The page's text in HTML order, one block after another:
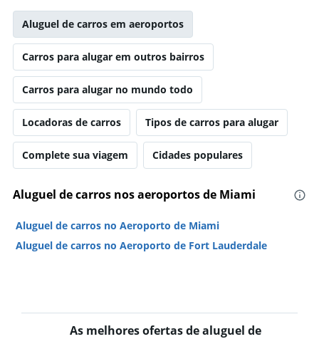
Aluguel de carros em aeroportos
Carros para alugar em outros bairros
Carros para alugar no mundo todo
Locadoras de carros Tipos de carros para alugar
Complete sua viagem Cidades populares
Aluguel de carros nos aeroportos de Miami
Aluguel de carros no Aeroporto de Miami
Aluguel de carros no Aeroporto de Fort Lauderdale
As melhores ofertas de aluguel de